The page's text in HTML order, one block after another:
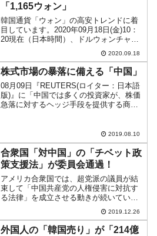
「1,165ウォン」
韓国通貨「ウォン」の高安トレンドに着
目しています。2020年09月18日(金)10：
20現在（日本時間）、ドルウォンチャー
トは以下のようになっています（チャー
トは『Investing.com』より引用：以下
同）。本日も初動段階から長い陰線で...
2020.09.18
株式市場の暴落に備える「中国」
08月09日『REUTERS(ロイター：日本語
版)』に「中国では多くの投資家が、株価
急落に対するヘッジ手段を提供する商品
版)』「焦点：中国で株急落に備えヘッジ
商品購...
2019.08.10
合衆国「対中国」の「チベット政
策支援法」が委員会通過！
アメリカ合衆国では、超党派の議員が結
束して「中国共産党の人権侵害に対抗す
る法律」を成立させる動きが続いていま
す。2019年11月28日、「香港人権・民主
主義法」(Hong Kong Human Rights and
Democracy Ac...
2019.12.26
外国人の「韓国売り」が「214億